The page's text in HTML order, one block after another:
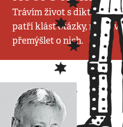
Trávím život s
patří klást otázky,
přemýšlet o nich.